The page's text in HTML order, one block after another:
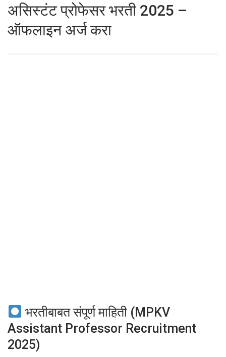
असिस्टंट प्रोफेसर भरती 2025 –
ऑफलाइन अर्ज करा
भरतीबाबत संपूर्ण माहिती (MPKV
Assistant Professor Recruitment
2025)